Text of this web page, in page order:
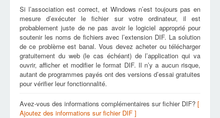
Si l’association est correct, et Windows n’est toujours pas en
mesure d’exécuter le fichier sur votre ordinateur, il est
probablement juste de ne pas avoir le logiciel approprié pour
soutenir les noms de fichiers avec l’extension DIF. La solution
de ce problème est banal. Vous devez acheter ou télécharger
gratuitement du web (le cas échéant) de l’application qui va
ouvrir, afficher et modifier le format DIF. Il n’y a aucun risque,
autant de programmes payés ont des versions d’essai gratuites
pour vérifier leur fonctionnalité.
Avez-vous des informations complémentaires sur fichier DIF? [
Ajoutez des informations sur fichier DIF ]